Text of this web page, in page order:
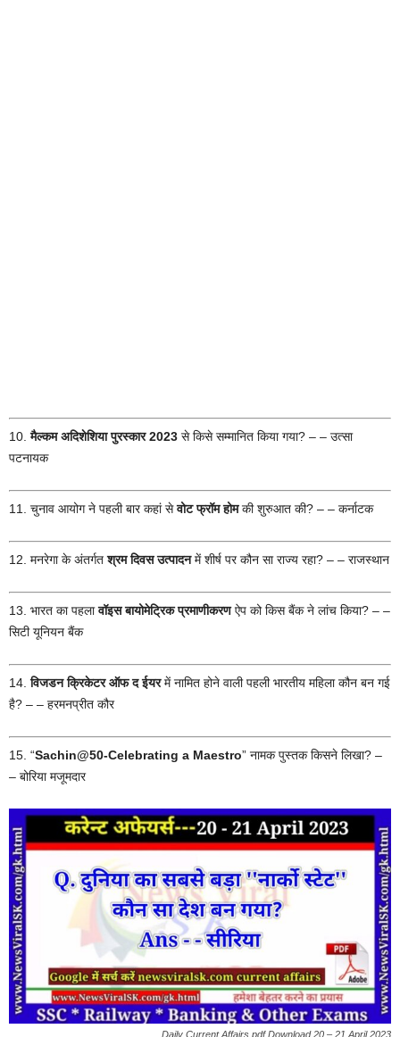
10.मैल्कम अदिशेशिया पुरस्कार 2023 से किसे सम्मानित किया गया? – – उत्सा
पटनायक
11. चुनाव आयोग ने पहली बार कहां सेवोट फ्रॉम होमकी शुरुआत की? – – कर्नाटक
12. मनरेगा के अंतर्गतश्रम दिवस उत्पादनमें शीर्ष पर कौन सा राज्य रहा? – – राजस्थान
13. भारत का पहलावॉइस बायोमेट्रिक प्रमाणीकरणऐप को किस बैंक ने लांच किया? – –
सिटी यूनियन बैंक
14.विजडन क्रिकेटर ऑफ द ईयरमें नामित होने वाली पहली भारतीय महिला कौन बन गई
है? – – हरमनप्रीत कौर
15. “Sachin@50-Celebrating a Maestro” नामक पुस्तक किसने लिखा? –
– बोरिया मजूमदार
Daily Current Affairs pdf Download 20 – 21 April 2023